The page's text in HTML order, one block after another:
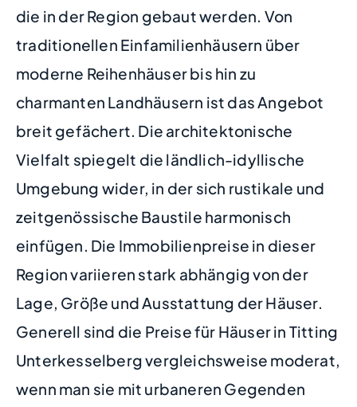
die in der Region gebaut werden. Von
traditionellen Einfamilienhäusern über
moderne Reihenhäuser bis hin zu
charmanten Landhäusern ist das Angebot
breit gefächert. Die architektonische
Vielfalt spiegelt die ländlich-idyllische
Umgebung wider, in der sich rustikale und
zeitgenössische Baustile harmonisch
einfügen. Die Immobilienpreise in dieser
Region variieren stark abhängig von der
Lage, Größe und Ausstattung der Häuser.
Generell sind die Preise für Häuser in Titting
Unterkesselberg vergleichsweise moderat,
wenn man sie mit urbaneren Gegenden